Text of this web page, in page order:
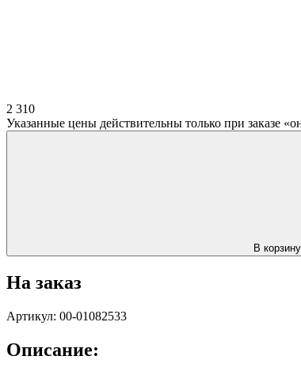
2 310
Указанные цены действительны только при заказе
В корзину
На заказ
Артикул: 00-01082533
Описание: